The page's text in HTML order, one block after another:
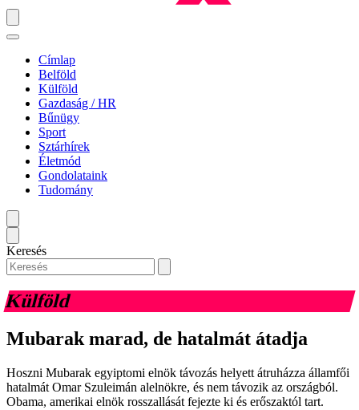
Címlap
Belföld
Külföld
Gazdaság / HR
Bűnügy
Sport
Sztárhírek
Életmód
Gondolataink
Tudomány
Keresés
Külföld
Mubarak marad, de hatalmát átadja
Hoszni Mubarak egyiptomi elnök távozás helyett átruházza államfői
hatalmát Omar Szuleimán alelnökre, és nem távozik az országból.
Obama, amerikai elnök rosszallását fejezte ki és erőszaktól tart.